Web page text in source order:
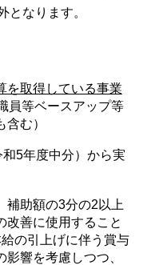
となります。
を取得している事業
員等ベースアップ等
む）
和5年度中分）から実
補助額の3分の2以上
善に使用すること
の引上げに伴う賞与
響を考慮しつつ、